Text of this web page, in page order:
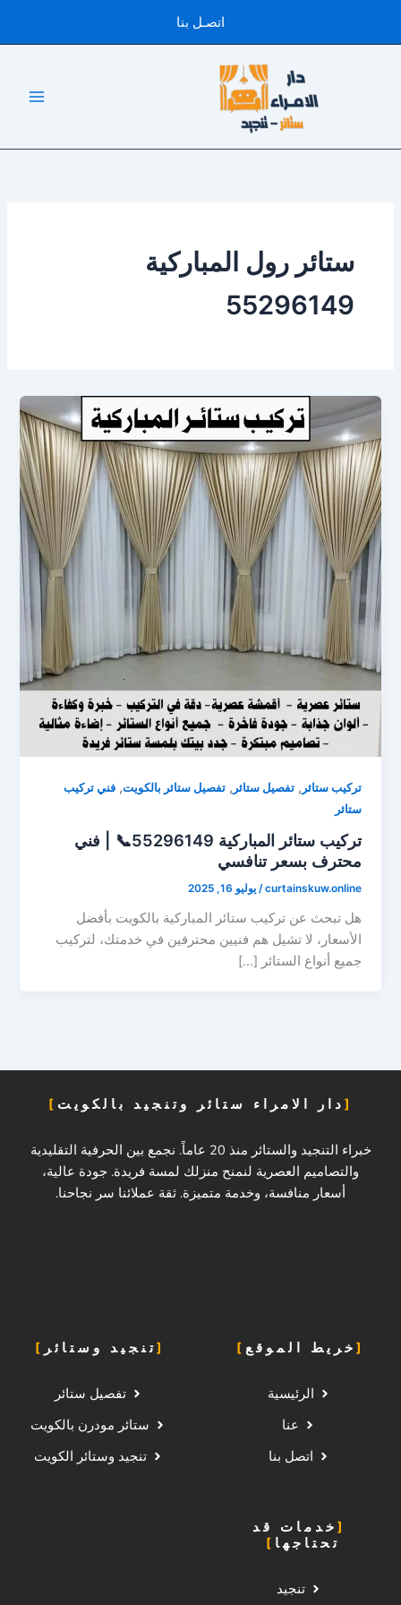
اتصـل بنا
ستائر رول المباركية
55296149
تركيب ستائر ,تفصيل ستائر ,تفصيل ستائر بالكويت,فني تركيب
ستائر
تركيب ستائر المباركية 55296149📞 | فني
محترف بسعر تنافسي
curtainskuw.online
/يوليو 16, 2025
هل تبحث عن تركيب ستائر المباركية بالكويت بأفضل
الأسعار، لا تشيل هم فنيين محترفين في خدمتك، لتركيب
جميع أنواع الستائر […]
دار الامراء ستائر وتنجيد بالكويت
خبراء التنجيد والستائر منذ 20 عاماً. نجمع بين الحرفية التقليدية
والتصاميم العصرية لنمنح منزلك لمسة فريدة. جودة عالية،
أسعار منافسة، وخدمة متميزة. ثقة عملائنا سر نجاحنا.
خريط الموقع
الرئيسية
عنا
اتصل بنا
تنجيد وستائر
تفصيل ستائر
ستائر مودرن بالكويت
تنجيد وستائر الكويت
خدمات قد
تحتاجها
تنجيد